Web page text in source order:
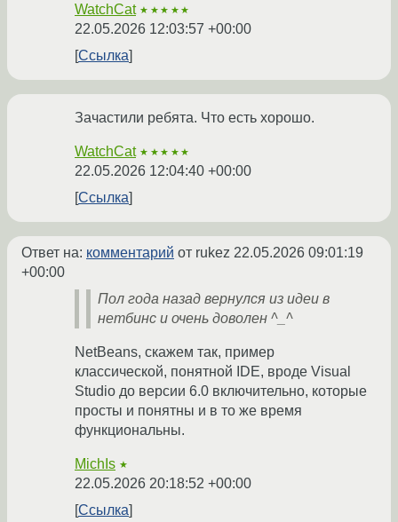
WatchCat ★★★★★
22.05.2026 12:03:57 +00:00
Ссылка
Зачастили ребята. Что есть хорошо.
WatchCat ★★★★★
22.05.2026 12:04:40 +00:00
Ссылка
Ответ на: комментарий от rukez 22.05.2026 09:01:19
+00:00
Пол года назад вернулся из идеи в
нетбинс и очень доволен ^_^
NetBeans, скажем так, пример
классической, понятной IDE, вроде Visual
Studio до версии 6.0 включительно, которые
просты и понятны и в то же время
функциональны.
MichIs ★
22.05.2026 20:18:52 +00:00
Ссылка